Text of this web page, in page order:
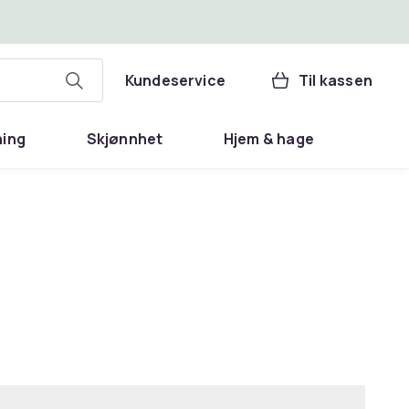
Kundeservice Til kassen
Skjønnhet Hjem & hage